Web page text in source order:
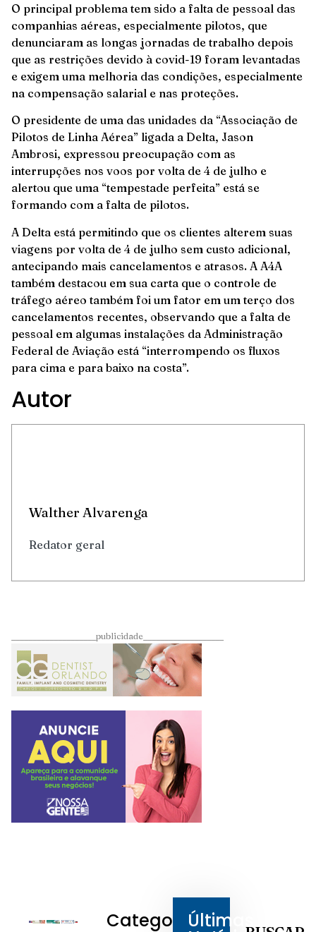
O principal problema tem sido a falta de pessoal das
companhias aéreas, especialmente pilotos, que
denunciaram as longas jornadas de trabalho depois
que as restrições devido à covid-19 foram levantadas
e exigem uma melhoria das condições, especialmente
na compensação salarial e nas proteções.
O presidente de uma das unidades da “Associação de
Pilotos de Linha Aérea” ligada a Delta, Jason
Ambrosi, expressou preocupação com as
interrupções nos voos por volta de 4 de julho e
alertou que uma “tempestade perfeita” está se
formando com a falta de pilotos.
A Delta está permitindo que os clientes alterem suas
viagens por volta de 4 de julho sem custo adicional,
antecipando mais cancelamentos e atrasos. A A4A
também destacou em sua carta que o controle de
tráfego aéreo também foi um fator em um terço dos
cancelamentos recentes, observando que a falta de
pessoal em algumas instalações da Administração
Federal de Aviação está “interrompendo os fluxos
para cima e para baixo na costa”.
Autor
Walther Alvarenga
Redator geral
____________________publicidade___________________
CategoriasÚltimas